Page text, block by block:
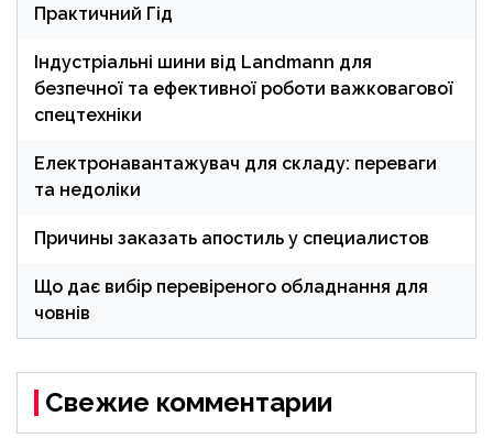
Практичний Гід
Індустріальні шини від Landmann для
безпечної та ефективної роботи важковагової
спецтехніки
Електронавантажувач для складу: переваги
та недоліки
Причины заказать апостиль у специалистов
Що дає вибір перевіреного обладнання для
човнів
Свежие комментарии